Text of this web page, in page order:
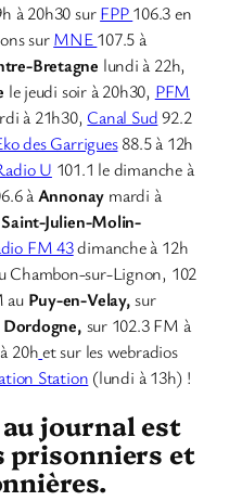
à 20h30 surFPP106.3 en
surMNE107.5 à
Bretagne lundi à 22h,
le jeudi soir à 20h30, PFM
à 21h30, Canal Sud92.2
des Garrigues88.5 à 12h
U 101.1 le dimanche à
àAnnonay mardi à
Saint-Julien-Molin-
FM 43dimanche à 12h
Chambon-sur-Lignon, 102
au Puy-en-Velay,sur
sur 102.3 FM à
20het sur les webradios
Station (lundi à 13h) !
au journal est
prisonniers et